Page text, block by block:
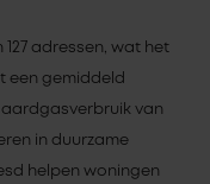
127 adressen, wat het
een gemiddeld
aardgasverbruik van
in duurzame
helpen woningen